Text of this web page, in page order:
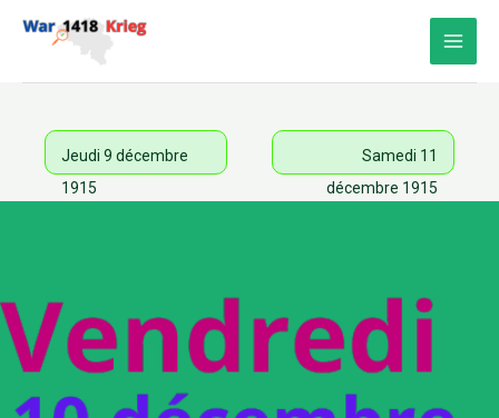
Jeudi 9 décembre
1915
Samedi 11
décembre 1915